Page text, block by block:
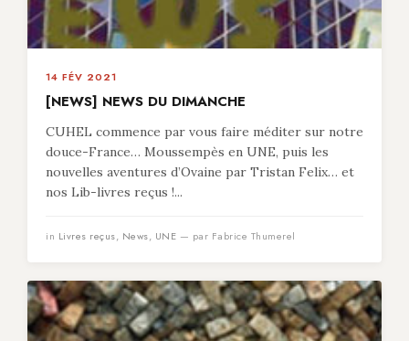
14 FÉV 2021
[NEWS] NEWS DU DIMANCHE
CUHEL commence par vous faire méditer sur notre
douce-France… Moussempès en UNE, puis les
nouvelles aventures d’Ovaine par Tristan Felix… et
nos Lib-livres reçus !...
in Livres reçus, News, UNE — par Fabrice Thumerel